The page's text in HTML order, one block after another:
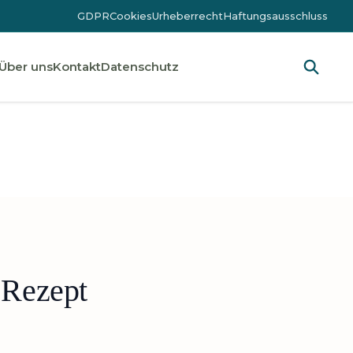
GDPRCookiesUrheberrechtHaftungsausschluss
Über unsKontaktDatenschutz